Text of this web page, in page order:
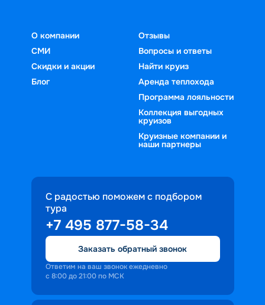
О компании
СМИ
Скидки и акции
Блог
Отзывы
Вопросы и ответы
Найти круиз
Аренда теплохода
Программа лояльности
Коллекция выгодных
круизов
Круизные компании и
наши партнеры
С радостью поможем с подбором
тура
+7 495 877-58-34
Заказать обратный звонок
Ответим на ваш звонок ежедневно
с 8:00 до 21:00 по МСК